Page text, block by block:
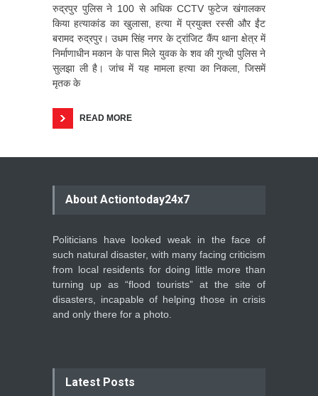
रुद्रपुर पुलिस ने 100 से अधिक CCTV फुटेज खंगालकर
किया हत्याकांड का खुलासा, हत्या में प्रयुक्त रस्सी और ईंट
बरामद रुद्रपुर। उधम सिंह नगर के ट्रांजिट कैंप थाना क्षेत्र में
निर्माणाधीन मकान के पास मिले युवक के शव की गुत्थी पुलिस ने
सुलझा ली है। जांच में यह मामला हत्या का निकला, जिसमें
मृतक के
READ MORE
About Actiontoday24x7
Politicians have looked weak in the face of
such natural disaster, with many facing criticism
from local residents for doing little more than
turning up as “flood tourists” at the site of
disasters, incapable of helping those in crisis
and only there for a photo.
Latest Posts